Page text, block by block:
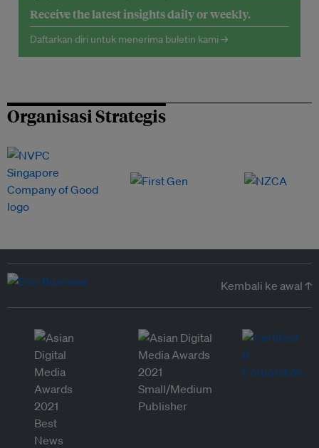
Receive the latest insights daily or weekly.
Daftarkan diri untuk menerima buletin kami →
Organisasi Strategis
Kembali ke awal ↑